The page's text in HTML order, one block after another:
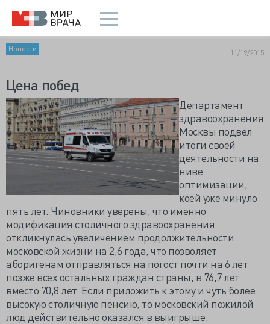
Новости 11/19/2015
Цена побед
Департамент
здравоохранения
Москвы подвёл
итоги своей
деятельности на
ниве
оптимизации,
коей уже минуло
пять лет. Чиновники уверены, что именно
модификация столичного здравоохранения
откликнулась увеличением продолжительности
московской жизни на 2,6 года, что позволяет
аборигенам отправляться на погост почти на 6 лет
позже всех остальных граждан страны, в 76,7 лет
вместо 70,8 лет. Если приложить к этому и чуть более
высокую столичную пенсию, то московский пожилой
люд действительно оказался в выигрыше.